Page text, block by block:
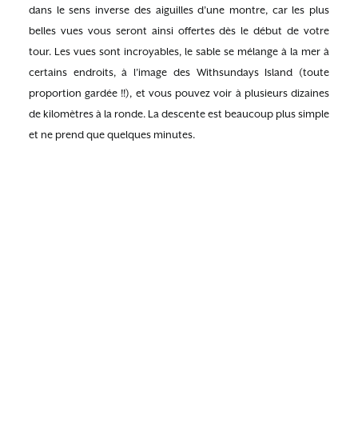
dans le sens inverse des aiguilles d’une montre, car les plus
belles vues vous seront ainsi offertes dès le début de votre
tour. Les vues sont incroyables, le sable se mélange à la mer à
certains endroits, à l’image des Withsundays Island (toute
proportion gardée !!), et vous pouvez voir à plusieurs dizaines
de kilomètres à la ronde. La descente est beaucoup plus simple
et ne prend que quelques minutes.